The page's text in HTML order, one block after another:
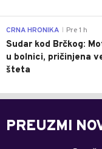
CRNA HRONIKA Pre 1 h
Sudar kod Brčkog:
u bolnici, pričinjena
šteta
PREUZMI